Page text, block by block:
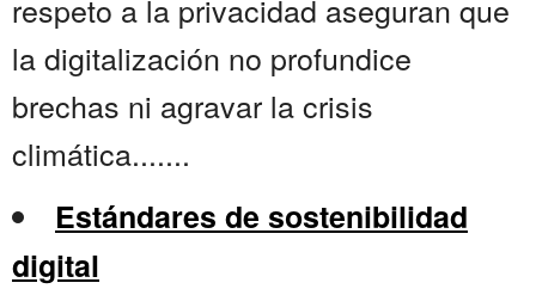
respeto a la privacidad aseguran que
la digitalización no profundice
brechas ni agravar la crisis
climática.......
Estándares de sostenibilidad
digital